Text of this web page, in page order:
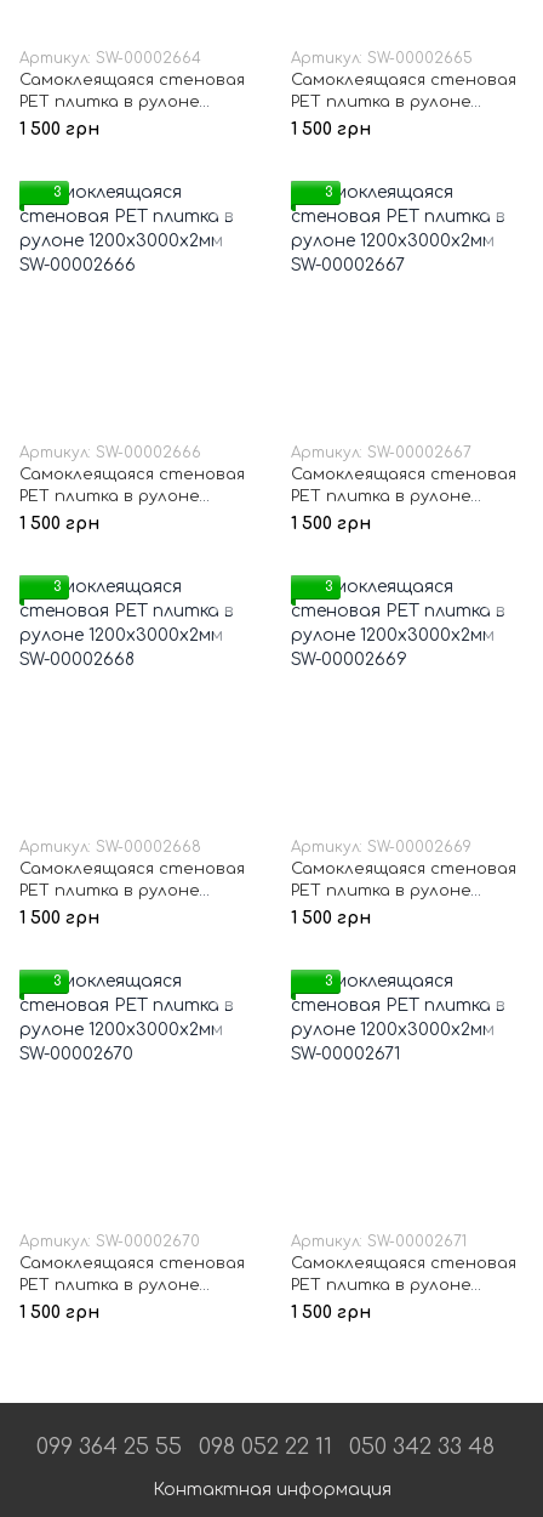
Артикул: SW-00002664
Самоклеящаяся стеновая
PET плитка в рулоне
1200х3000х2мм SW-
1 500 грн
Артикул: SW-00002665
Самоклеящаяся стеновая
PET плитка в рулоне
1200х3000х2мм SW-
1 500 грн
3
Артикул: SW-00002666
Самоклеящаяся стеновая
PET плитка в рулоне
1200х3000х2мм SW-
1 500 грн
3
Артикул: SW-00002667
Самоклеящаяся стеновая
PET плитка в рулоне
1200х3000х2мм SW-
1 500 грн
3
Артикул: SW-00002668
Самоклеящаяся стеновая
PET плитка в рулоне
1200х3000х2мм SW-
1 500 грн
3
Артикул: SW-00002669
Самоклеящаяся стеновая
PET плитка в рулоне
1200х3000х2мм SW-
1 500 грн
3
Артикул: SW-00002670
Самоклеящаяся стеновая
PET плитка в рулоне
1200х3000х2мм SW-
1 500 грн
3
Артикул: SW-00002671
Самоклеящаяся стеновая
PET плитка в рулоне
1200х3000х2мм SW-00002671
1 500 грн
099 364 25 55 098 052 22 11 050 342 33 48
Контактная информация